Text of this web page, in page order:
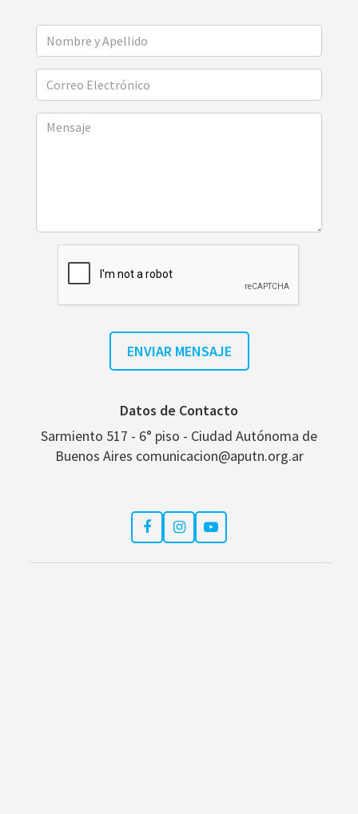
Datos de Contacto
Sarmiento 517 - 6° piso - Ciudad Autónoma de
Buenos Aires comunicacion@aputn.org.ar